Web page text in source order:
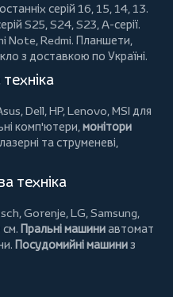
останніх серій 16, 15, 14, 13.
S25, S24, S23, A-серії.
Note, Redmi. Планшети,
з доставкою по Україні.
,Dell,HP,Lenovo,MSI для
комп'ютери,монітори
лазерні та струменеві,
техніка
,Gorenje,LG,Samsung,
Пральні машиниавтомат
. Посудомийні машиниз